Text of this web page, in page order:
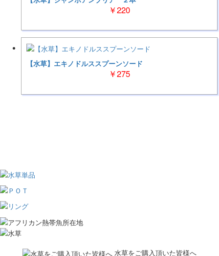
￥220
【水草】エキノドルススプーンソード
￥275
水草をご購入頂いた皆様へ